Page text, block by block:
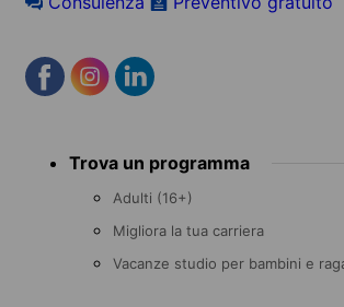
menuTrova un programma
Adulti (16+)
Migliora la tua carriera
Vacanze studio per bambini e